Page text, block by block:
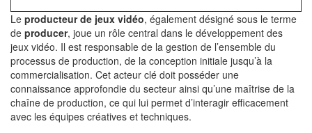
Le producteur de jeux vidéo, également désigné sous le terme
de producer, joue un rôle central dans le développement des
jeux vidéo. Il est responsable de la gestion de l’ensemble du
processus de production, de la conception initiale jusqu’à la
commercialisation. Cet acteur clé doit posséder une
connaissance approfondie du secteur ainsi qu’une maîtrise de la
chaîne de production, ce qui lui permet d’interagir efficacement
avec les équipes créatives et techniques.